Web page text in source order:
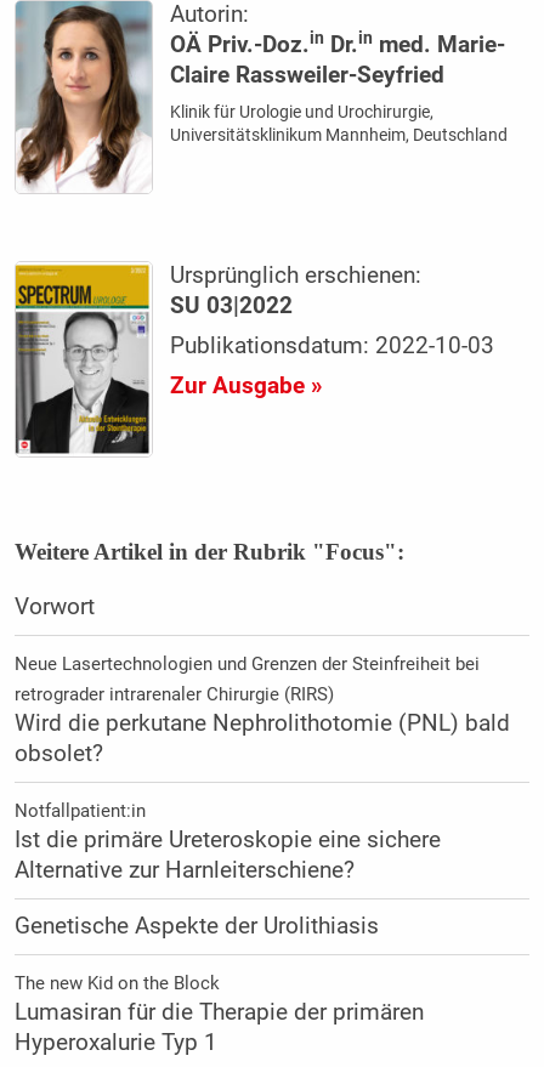
Autorin:
OÄ Priv.-Doz.in Dr.in med. Marie-
Claire Rassweiler-Seyfried
Klinik für Urologie und Urochirurgie,
Universitätsklinikum Mannheim, Deutschland
Ursprünglich erschienen:
SU 03|2022
Publikationsdatum: 2022-10-03
Zur Ausgabe »
Weitere Artikel in der Rubrik "Focus":
Vorwort
Neue Lasertechnologien und Grenzen der Steinfreiheit bei
retrograder intrarenaler Chirurgie (RIRS)
Wird die perkutane Nephrolithotomie (PNL) bald
obsolet?
Notfallpatient:in
Ist die primäre Ureteroskopie eine sichere
Alternative zur Harnleiterschiene?
Genetische Aspekte der Urolithiasis
The new Kid on the Block
Lumasiran für die Therapie der primären
Hyperoxalurie Typ 1